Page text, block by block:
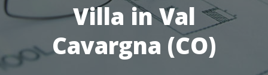
Villa in Val
Cavargna (CO)